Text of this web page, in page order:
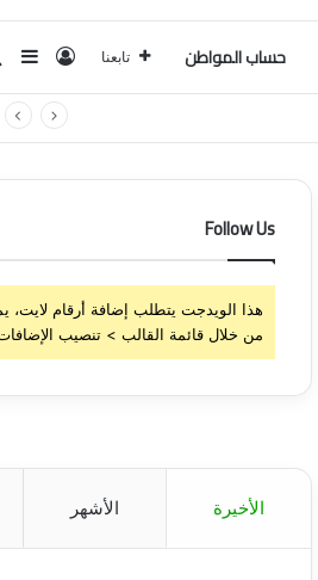
حساب المواطن تابعنا
Follow Us
هذا الويدجت يتطلب إضافة أرقام لايت،
من خلال قائمة القالب > تنصيب
الأخيرة الأشهر